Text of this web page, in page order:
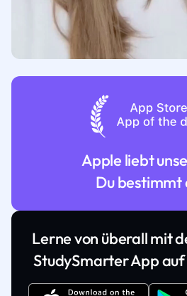
Apple liebt
Du bestimmt
Lerne von überall mit
StudySmarter App auf